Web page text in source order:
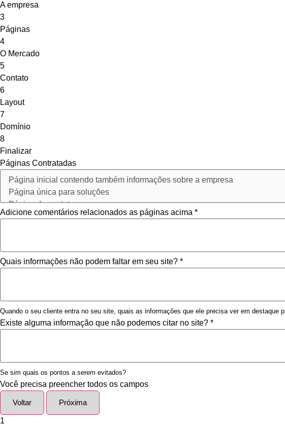
A empresa
3
Páginas
4
O Mercado
5
Contato
6
Layout
7
Domínio
8
Finalizar
Páginas Contratadas
Adicione comentários relacionados as páginas acima *
Quais informações não podem faltar em seu site? *
Quando o seu cliente entra no seu site, quais as informações que ele precisa ver em destaque
Existe alguma informação que não podemos citar no site? *
Se sim quais os pontos a serem evitados?
Você precisa preencher todos os campos
Voltar Próxima
1